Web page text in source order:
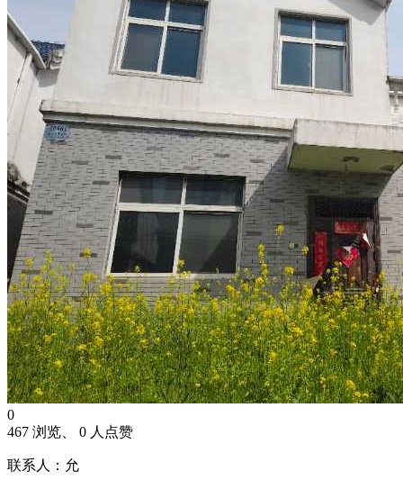
0
467 浏览、 0 人点赞
联系人：允